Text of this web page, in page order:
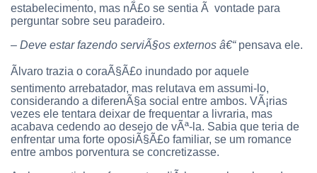
estabelecimento, mas nÃ£o se sentia Ã vontade para
perguntar sobre seu paradeiro.
– Deve estar fazendo serviÃ§os externos â€“pensava ele.
Ãlvaro trazia o coraÃ§Ã£o inundado por aquele
sentimento arrebatador, mas relutava em assumi-lo,
considerando a diferenÃ§a social entre ambos. VÃ¡rias
vezes ele tentara deixar de frequentar a livraria, mas
acabava cedendo ao desejo de vÃª-la. Sabia que teria de
enfrentar uma forte oposiÃ§Ã£o familiar, se um romance
entre ambos porventura se concretizasse.